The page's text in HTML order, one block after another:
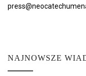
NAJNOWSZE